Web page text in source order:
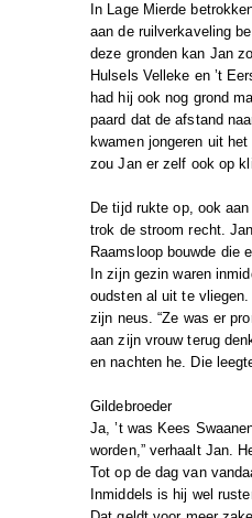
In Lage Mierde
aan de ruilverkaveling
deze gronden kan Jan
Hulsels Velleke en ’t
had hij ook nog grond
paard dat de afstand
kwamen jongeren uit
zou Jan er zelf ook op
De tijd rukte op, ook
trok de stroom recht.
Raamsloop bouwde die
In zijn gezin waren
oudsten al uit te
zijn neus. “Ze was er
aan zijn vrouw terug
en nachten he. Die
Gildebroeder
Ja, ’t was Kees
worden,” verhaalt Jan.
Tot op de dag van
Inmiddels is hij wel